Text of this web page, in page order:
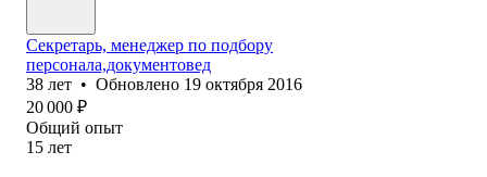
Секретарь, менеджер по подбору
персонала,документовед
38 лет • Обновлено 19 октября 2016
20 000 ₽
Общий опыт
15 лет